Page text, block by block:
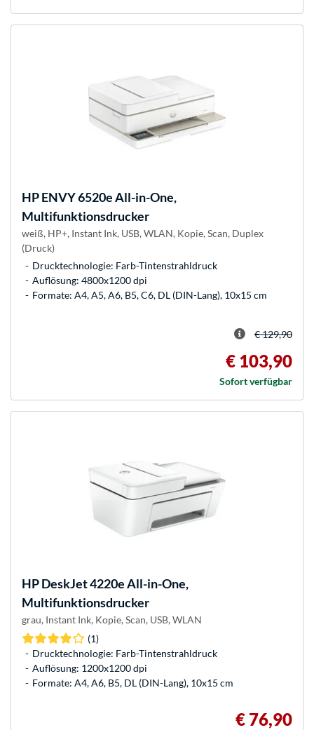
HPENVY 6520e All-in-One,
Multifunktionsdrucker
weiß, HP+, Instant Ink, USB, WLAN, Kopie, Scan, Duplex
(Druck)
Drucktechnologie: Farb-Tintenstrahldruck
Auflösung: 4800x1200 dpi
Formate: A4, A5, A6, B5, C6, DL (DIN-Lang), 10x15 cm
€ 129,90
€ 103,90
Sofort verfügbar
HPDeskJet 4220e All-in-One,
Multifunktionsdrucker
grau, Instant Ink, Kopie, Scan, USB, WLAN
(1)
Drucktechnologie: Farb-Tintenstrahldruck
Auflösung: 1200x1200 dpi
Formate: A4, A6, B5, DL (DIN-Lang), 10x15 cm
€ 76,90